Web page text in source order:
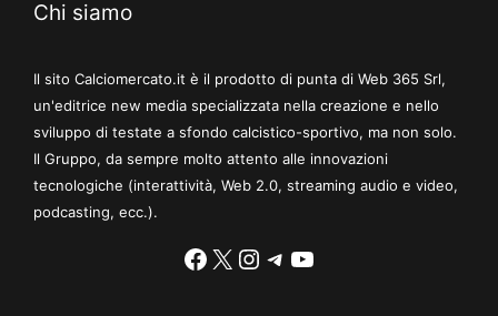
Chi siamo
Il sito Calciomercato.it è il prodotto di punta di Web 365 Srl,
un'editrice new media specializzata nella creazione e nello
sviluppo di testate a sfondo calcistico-sportivo, ma non solo.
Il Gruppo, da sempre molto attento alle innovazioni
tecnologiche (interattività, Web 2.0, streaming audio e video,
podcasting, ecc.).
Facebook
X Instagram
Telegram
YouTube